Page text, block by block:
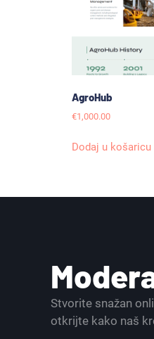
AgroHub
€1,000.00
Dodaj u košaricu
Stvorite snažan
otkrijte kako naš